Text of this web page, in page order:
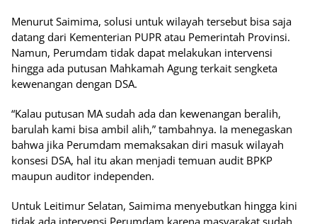
Menurut Saimima, solusi untuk wilayah tersebut bisa saja
datang dari Kementerian PUPR atau Pemerintah Provinsi.
Namun, Perumdam tidak dapat melakukan intervensi
hingga ada putusan Mahkamah Agung terkait sengketa
kewenangan dengan DSA.
“Kalau putusan MA sudah ada dan kewenangan beralih,
barulah kami bisa ambil alih,” tambahnya. Ia menegaskan
bahwa jika Perumdam memaksakan diri masuk wilayah
konsesi DSA, hal itu akan menjadi temuan audit BPKP
maupun auditor independen.
Untuk Leitimur Selatan, Saimima menyebutkan hingga kini